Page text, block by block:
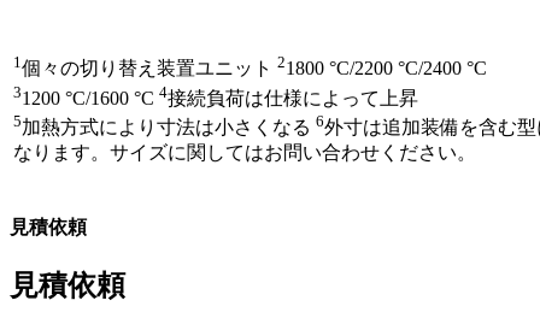
1個々の切り替え装置ユニット 21800 °C/2200 °C/2400 °C
31200 °C/1600 °C 4接続負荷は仕様によって上昇
5加熱方式により寸法は小さくなる 6外寸は追加装備を含む
なります。サイズに関してはお問い合わせください。
見積依頼
見積依頼